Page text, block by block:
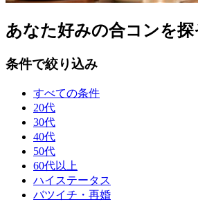
あなた好みの合コンを探
条件で絞り込み
すべての条件
20代
30代
40代
50代
60代以上
ハイステータス
バツイチ・再婚